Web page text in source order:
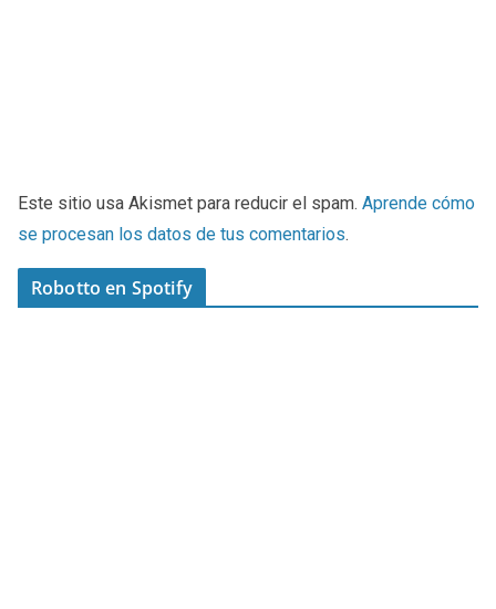
Este sitio usa Akismet para reducir el spam. Aprende cómo
se procesan los datos de tus comentarios.
Robotto en Spotify